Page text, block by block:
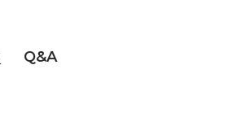
Q&A